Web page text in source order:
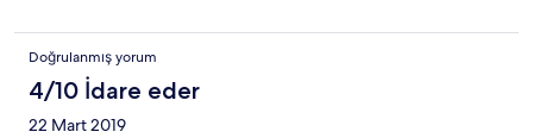
Doğrulanmış yorum
4/10 İdare eder
22 Mart 2019